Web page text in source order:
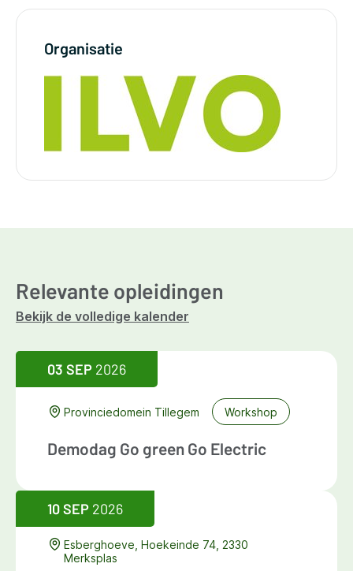
Organisatie
Relevante opleidingen
Bekijk de volledige kalender
03 SEP 2026
Provinciedomein Tillegem Workshop
Demodag Go green Go Electric
10 SEP 2026
Esberghoeve, Hoekeinde 74, 2330
Merksplas